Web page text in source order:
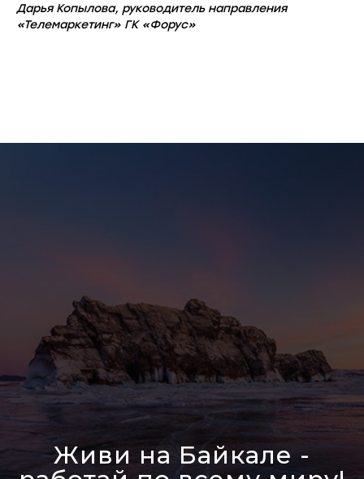
Дарья Копылова, руководитель направления
«Телемаркетинг» ГК «Форус»
Живи на Байкале -